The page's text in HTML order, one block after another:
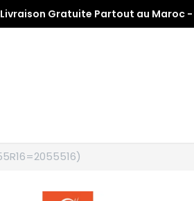
Livraison Gratuite Partout au Maroc -